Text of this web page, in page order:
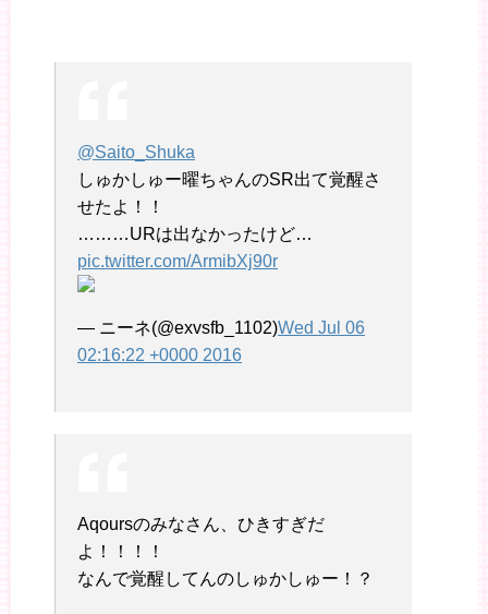
@Saito_Shuka
しゅかしゅー曜ちゃんのSR出て覚醒さ
せたよ！！
………URは出なかったけど…
pic.twitter.com/ArmibXj90r
— ニーネ(@exvsfb_1102)Wed Jul 06
02:16:22 +0000 2016
Aqoursのみなさん、ひきすぎだ
よ！！！！
なんで覚醒してんのしゅかしゅー！？